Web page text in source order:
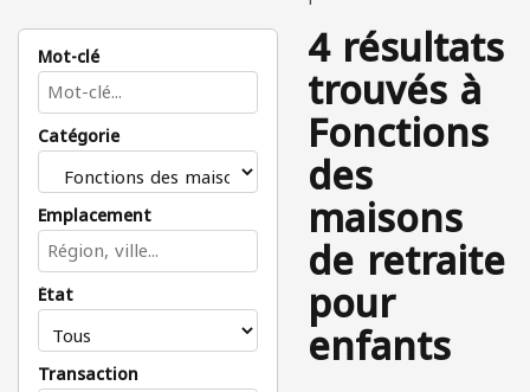
Mot-clé
Catégorie
Emplacement
État
Transaction
4 résultats
trouvés à
Fonctions
des
maisons
de retraite
pour
enfants